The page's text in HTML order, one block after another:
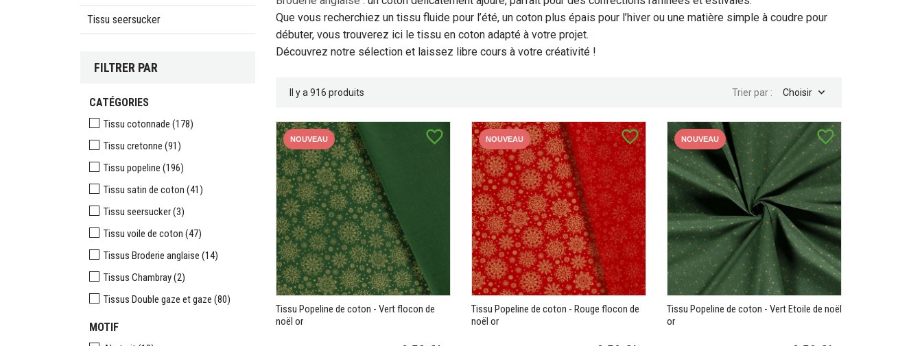
Tissu seersucker
FILTRER PAR
CATÉGORIES
Tissu cotonnade (178)
Tissu cretonne (91)
Tissu popeline (196)
Tissu satin de coton (41)
Tissu seersucker(3)
Tissu voile de coton (47)
Tissus Broderie anglaise (14)
Tissus Chambray(2)
Tissus Double gaze et gaze (80)
MOTIF
Que vous recherchiez un tissu fluide pour l’été, un coton plus épais pour l’hiver ou une matière simple à coudre pour
débuter, vous trouverez ici le tissu en coton adapté à votre projet.
Découvrez notre sélection et laissez libre cours à votre créativité !
Il y a 916 produits Trier par : Choisir 
favorite_border
NOUVEAU
Tissu Popeline de coton - Vert flocon de
noël or
favorite_border
NOUVEAU
Tissu Popeline de coton - Rouge flocon de
noël or
favorite_border
NOUVEAU
Tissu Popeline de coton - Vert Etoile de noël
or